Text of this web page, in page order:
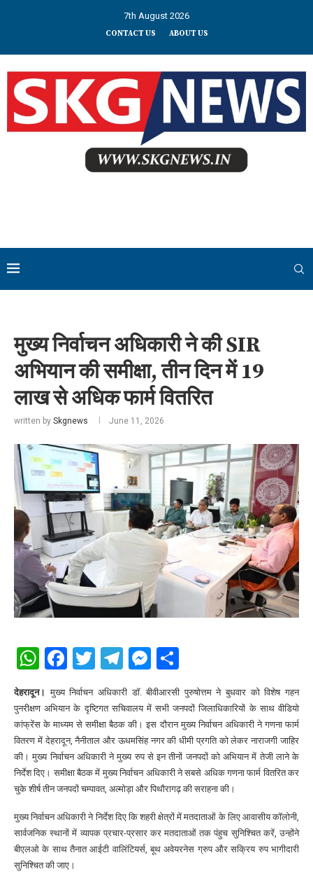
7th August 2026
CONTACT US ABOUT US
मुख्य निर्वाचन अधिकारी ने की SIR
अभियान की समीक्षा, तीन दिन में 19
लाख से अधिक फार्म वितरित
written by Skgnews June 11, 2026
WhatsApp
Facebook
Twitter
Telegram
Messenger
देहरादून। मुख्य निर्वाचन अधिकारी डॉ. बीवीआरसी पुरुषोत्तम ने बुधवार को विशेष गहन
पुनरीक्षण अभियान के दृष्टिगत सचिवालय में सभी जनपदों जिलाधिकारियों के साथ वीडियो
कांफ्रेंस के माध्यम से समीक्षा बैठक की। इस दौरान मुख्य निर्वाचन अधिकारी ने गणना फार्म
वितरण में देहरादून, नैनीताल और ऊधमसिंह नगर की धीमी प्रगति को लेकर नाराजगी जाहिर
की। मुख्य निर्वाचन अधिकारी ने मुख्य रुप से इन तीनों जनपदों को अभियान में तेजी लाने के
निर्देश दिए। समीक्षा बैठक में मुख्य निर्वाचन अधिकारी ने सबसे अधिक गणना फार्म वितरित कर
चुके शीर्ष तीन जनपदों चम्पावत, अल्मोड़ा और पिथौरागढ़ की सराहना की।
मुख्य निर्वाचन अधिकारी ने निर्देश दिए कि शहरी क्षेत्रों में मतदाताओं के लिए आवासीय कॉलोनी,
सार्वजनिक स्थानों में व्यापक प्रचार-प्रसार कर मतदाताओं तक पंहुच सुनिश्चित करें, उन्होंने
बीएलओ के साथ तैनात आईटी वालिंटियर्स, बूथ अवेयरनेस ग्रुप और सक्रिय रुप भागीदारी
सुनिश्चित की जाए।